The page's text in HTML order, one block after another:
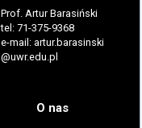
Prof. Artur Barasiński
tel: 71-375-9368
e-mail: artur.barasinski
@uwr.edu.pl
O nas